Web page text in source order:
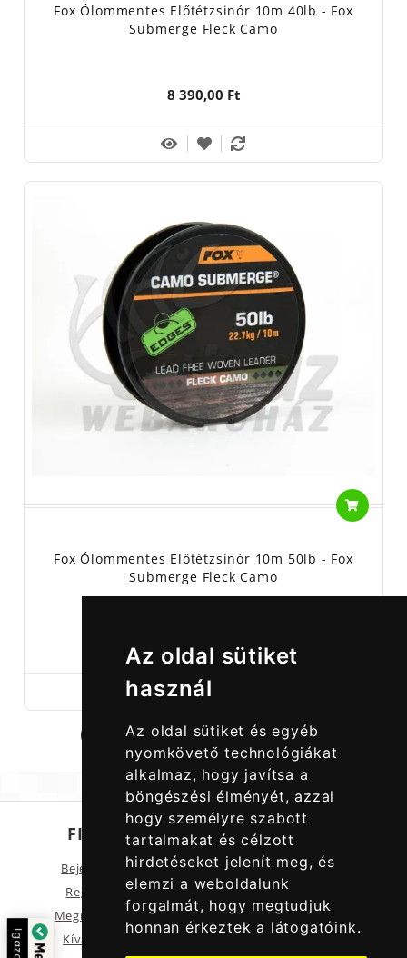
Az oldal sütiket
használ
Az oldal sütiket és egyéb
nyomkövető technológiákat
alkalmaz, hogy javítsa a
böngészési élményét, azzal
hogy személyre szabott
tartalmakat és célzott
hirdetéseket jelenít meg, és
elemzi a weboldalunk
forgalmát, hogy megtudjuk
honnan érkeztek a látogatóink.
Fox Ólommentes Előtétzsinór 10m 40lb - Fox
Submerge Fleck Camo
8 390,00 Ft
Fox Ólommentes Előtétzsinór 10m 50lb - Fox
Submerge Fleck Camo
8 890,00 Ft
1 2 3
FIÓKOM
Bejelentkezés
Regisztráció
Megrendeléseid
Kívánságlista
SZOLGÁLTATÁSOK
Akciós termékek
Pergető horgászat
Hírlevél feliratkozás